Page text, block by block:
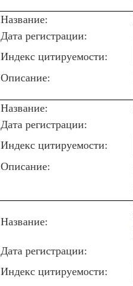
Название:
Дата регистрации:
Индекс цитируемости:
Описание:
Название:
Дата регистрации:
Индекс цитируемости:
Описание:
Название:
Дата регистрации:
Индекс цитируемости: